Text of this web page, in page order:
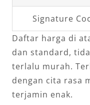
Signature
Daftar harga di
dan standard,
terlalu murah.
dengan cita rasa
terjamin enak.